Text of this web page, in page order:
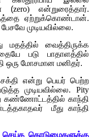
(zero) என்றுரைத்தார்.
ஏற்றுக்கொண்டான்.
முடியவில்லை.
வைத்திருக்க
படு பாதாளத்தில்
ஒரு மோசமான மனிதர்.
என்று பெயர் பெற்ற
முடியவில்லை. Pity
கண்ணோட்டத்தில் காந்தி
மீது காந்தி
செய்த கொடுமைகளுக்கு